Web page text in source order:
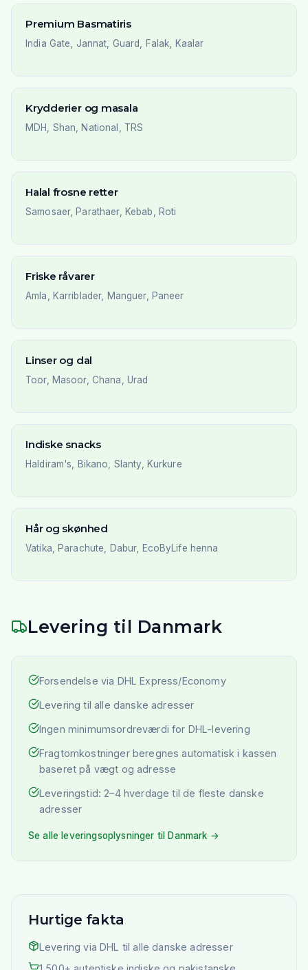
Premium Basmatiris
India Gate, Jannat, Guard, Falak, Kaalar
Krydderier og masala
MDH, Shan, National, TRS
Halal frosne retter
Samosaer, Parathaer, Kebab, Roti
Friske råvarer
Amla, Karriblader, Manguer, Paneer
Linser og dal
Toor, Masoor, Chana, Urad
Indiske snacks
Haldiram's, Bikano, Slanty, Kurkure
Hår og skønhed
Vatika, Parachute, Dabur, EcoByLife henna
Levering til Danmark
Forsendelse via DHL Express/Economy
Levering til alle danske adresser
Ingen minimumsordreværdi for DHL-levering
Fragtomkostninger beregnes automatisk i kassen
baseret på vægt og adresse
Leveringstid: 2–4 hverdage til de fleste danske
adresser
Se alle leveringsoplysninger til Danmark →
Hurtige fakta
Levering via DHL til alle danske adresser